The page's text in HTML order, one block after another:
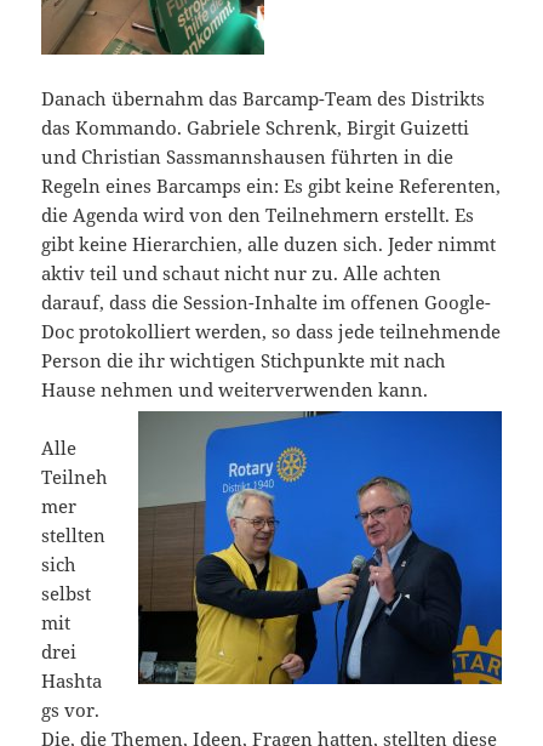
Danach übernahm das Barcamp-Team des Distrikts
das Kommando. Gabriele Schrenk, Birgit Guizetti
und Christian Sassmannshausen führten in die
Regeln eines Barcamps ein: Es gibt keine Referenten,
die Agenda wird von den Teilnehmern erstellt. Es
gibt keine Hierarchien, alle duzen sich. Jeder nimmt
aktiv teil und schaut nicht nur zu. Alle achten
darauf, dass die Session-Inhalte im offenen Google-
Doc protokolliert werden, so dass jede teilnehmende
Person die ihr wichtigen Stichpunkte mit nach
Hause nehmen und weiterverwenden kann.
Alle
Teilneh
mer
stellten
sich
selbst
mit
drei
Hashta
gs vor.
Die, die Themen, Ideen, Fragen hatten, stellten diese